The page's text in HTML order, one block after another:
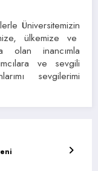
Üniversitemizin
ülkemize ve
olan inancımla
ve sevgili
sevgilerimi